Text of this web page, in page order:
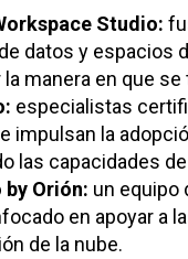
Studio:
datos y espacios
manera en que se
especialistas
impulsan la
las capacidades
by Orión: un equipo
en apoyar a
de la nube.